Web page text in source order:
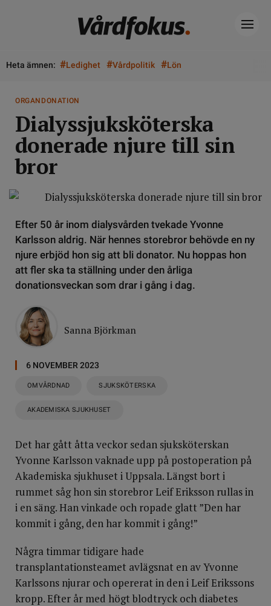
Heta ämnen: #Ledighet #Vårdpolitik #Lön
ORGANDONATION
Dialyssjuksköterska
donerade njure till sin
bror
Efter 50 år inom dialysvården tvekade Yvonne
Karlsson aldrig. När hennes storebror behövde en ny
njure erbjöd hon sig att bli donator. Nu hoppas hon
att fler ska ta ställning under den årliga
donationsveckan som drar i gång i dag.
Sanna Björkman
6 NOVEMBER 2023
OMVÅRDNAD SJUKSKÖTERSKA
AKADEMISKA SJUKHUSET
Det har gått åtta veckor sedan sjuksköterskan
Yvonne Karlsson vaknade upp på postoperation på
Akademiska sjukhuset i Uppsala. Längst bort i
rummet såg hon sin storebror Leif Eriksson rullas in
i en säng. Han vinkade och ropade glatt ”Den har
kommit i gång, den har kommit i gång!”
Några timmar tidigare hade
transplantationsteamet avlägsnat en av Yvonne
Karlssons njurar och opererat in den i Leif Erikssons
kropp. Efter år med högt blodtryck och diabetes